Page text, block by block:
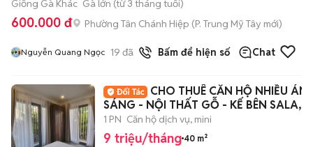
Giống Gà Khác Gà lớn (từ 3 tháng tuổi)
600.000 đ Phường Tân Chánh Hiệp (P. Trung Mỹ Tây mới)
Nguyễn Quang Ngọc 19 đã bán Bấm để hiện số Chat
CHO THUÊ CĂN HỘ NHIỀU
SÁNG - NỘI THẤT GỖ - KẾ BÊN SALA,
BASON
1 PN Căn hộ dịch vụ, mini
9 triệu/tháng 40 m²